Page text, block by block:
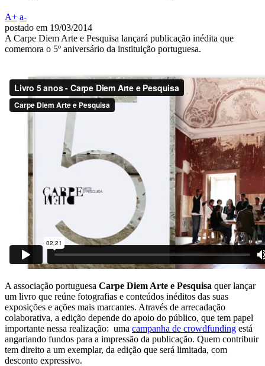
A+ a-
postado em 19/03/2014
A Carpe Diem Arte e Pesquisa lançará publicação inédita que
comemora o 5º aniversário da instituição portuguesa.
A associação portuguesa Carpe Diem Arte e Pesquisa quer lançar
um livro que reúne fotografias e conteúdos inéditos das suas
exposições e ações mais marcantes. Através de arrecadação
colaborativa, a edição depende do apoio do público, que tem papel
importante nessa realização: uma campanha de crowdfunding está
angariando fundos para a impressão da publicação. Quem contribuir
tem direito a um exemplar, da edição que será limitada, com
desconto expressivo.